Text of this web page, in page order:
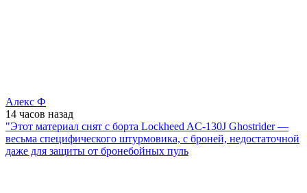
Алекс Ф
14 часов назад
"Этот материал снят с борта Lockheed AC-130J Ghostrider —
весьма специфического штурмовика, с броней, недостаточной
даже для защиты от бронебойных пуль